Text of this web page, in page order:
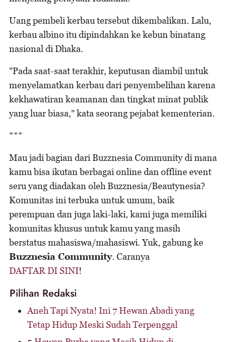
Uang pembeli kerbau tersebut dikembalikan. Lalu,
kerbau albino itu dipindahkan ke kebun binatang
nasional di Dhaka.
"Pada saat-saat terakhir, keputusan diambil untuk
menyelamatkan kerbau dari penyembelihan karena
kekhawatiran keamanan dan tingkat minat publik
yang luar biasa," kata seorang pejabat kementerian.
***
Mau jadi bagian dari Buzznesia Community di mana
kamu bisa ikutan berbagai online dan offline event
seru yang diadakan oleh Buzznesia/Beautynesia?
Komunitas ini terbuka untuk umum, baik
perempuan dan juga laki-laki, kami juga memiliki
komunitas khusus untuk kamu yang masih
berstatus mahasiswa/mahasiswi. Yuk, gabung ke
Buzznesia Community. Caranya
DAFTAR DI SINI!
Pilihan Redaksi
Aneh Tapi Nyata! Ini 7 Hewan Abadi yang
Tetap Hidup Meski Sudah Terpenggal